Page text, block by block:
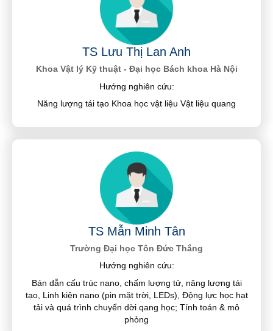
TS Lưu Thị Lan Anh
Khoa Vật lý Kỹ thuật - Đại học Bách khoa Hà Nội
Hướng nghiên cứu:
Năng lượng tái tạo Khoa học vật liệu Vật liệu quang
TS Mẫn Minh Tân
Trường Đại học Tôn Đức Thắng
Hướng nghiên cứu:
Bán dẫn cấu trúc nano, chấm lượng tử, năng lượng tái
tạo, Linh kiện nano (pin mặt trời, LEDs), Động lực học hạt
tải và quá trình chuyển dời qang học; Tính toán & mô
phỏng